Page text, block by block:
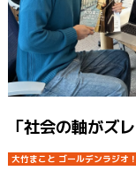
「社会の軸がズ
大竹まこと ゴールデンラジオ！